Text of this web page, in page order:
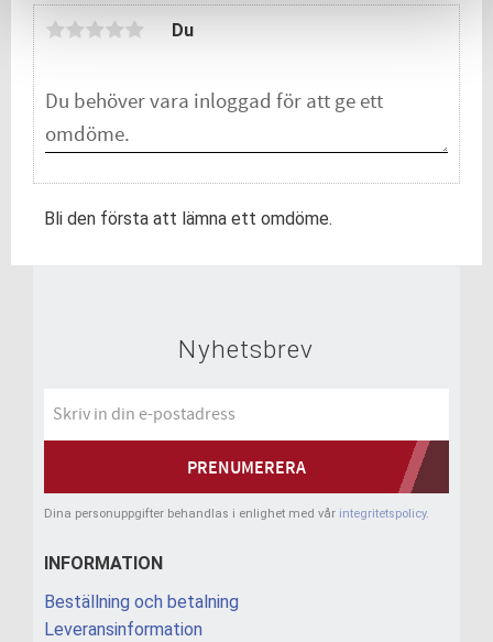
Du
Bli den första att lämna ett omdöme.
Nyhetsbrev
PRENUMERERA
Dina personuppgifter behandlas i enlighet med vår integritetspolicy.
INFORMATION
Beställning och betalning
Leveransinformation